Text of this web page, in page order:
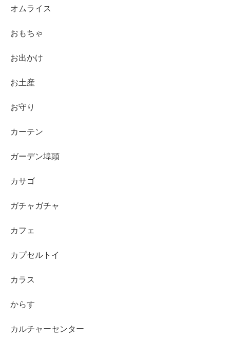
オムライス
おもちゃ
お出かけ
お土産
お守り
カーテン
ガーデン埠頭
カサゴ
ガチャガチャ
カフェ
カプセルトイ
カラス
からす
カルチャーセンター